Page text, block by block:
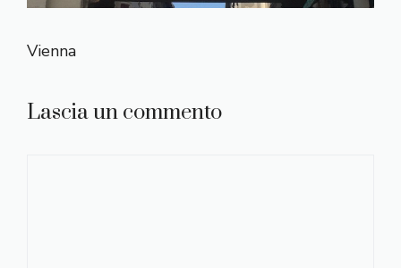
Vienna
Lascia un commento